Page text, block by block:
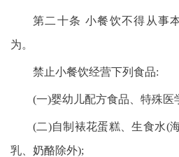
第二十条 小餐饮不得从事
为。
禁止小餐饮经营下列食品:
(一)婴幼儿配方食品、特殊医
(二)自制裱花蛋糕、生食水(
乳、奶酪除外);